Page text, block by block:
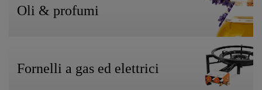
Oli & profumi
Fornelli a gas ed elettrici